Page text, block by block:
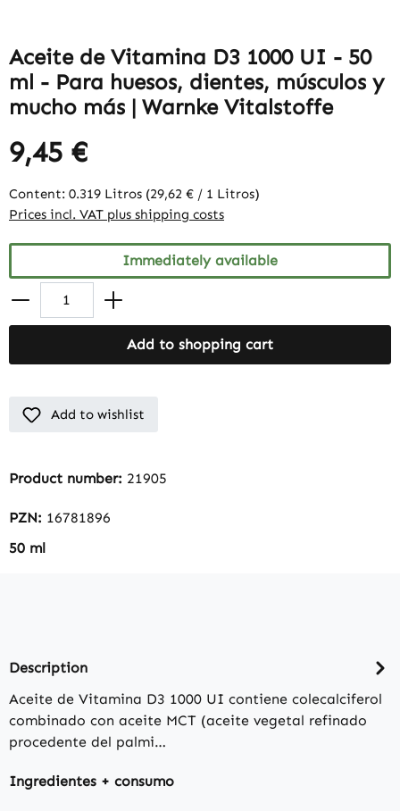
Aceite de Vitamina D3 1000 UI - 50
ml - Para huesos, dientes, músculos y
mucho más | Warnke Vitalstoffe
9,45 €
Content: 0.319 Litros (29,62 € / 1 Litros)
Prices incl. VAT plus shipping costs
Immediately available
Add to shopping cart
Add to wishlist
Product number: 21905
PZN: 16781896
50 ml
Description
Aceite de Vitamina D3 1000 UI contiene colecalciferol
combinado con aceite MCT (aceite vegetal refinado
procedente del palmi…
Ingredientes + consumo